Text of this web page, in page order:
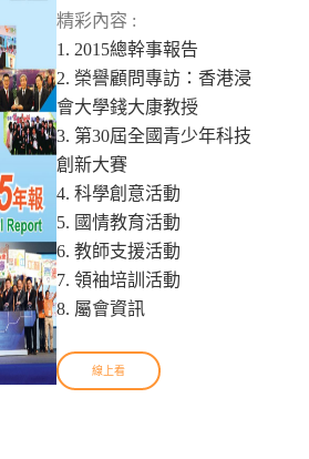
精彩內容 :
1. 2015總幹事報告
2. 榮譽顧問專訪：香港浸
會大學錢大康教授
3. 第30屆全國青少年科技
創新大賽
4. 科學創意活動
5. 國情教育活動
6. 教師支援活動
7. 領袖培訓活動
8. 屬會資訊
線上看